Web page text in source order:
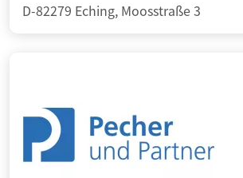
D-82279 Eching, Moosstraße 3